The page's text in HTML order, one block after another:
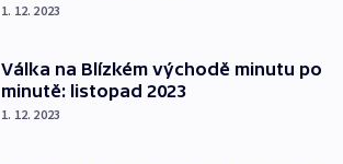
1. 12. 2023
Válka na Blízkém východě minutu po
minutě: listopad 2023
1. 12. 2023